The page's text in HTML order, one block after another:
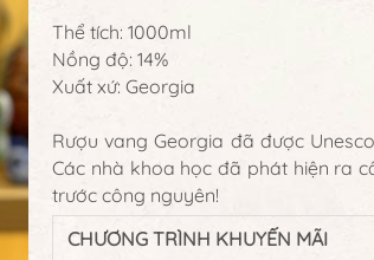
Thể tích: 1000ml
Nồng độ: 14%
Xuất xứ: Georgia
Rượu vang Georgia đã được
Các nhà khoa học đã phát hiện ra
trước công nguyên!
CHƯƠNG TRÌNH KHUYẾN MÃI